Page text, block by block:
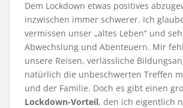
Dem Lockdown etwas positives
inzwischen immer schwerer. Ich
vermissen unser „altes Leben“ und
Abwechslung und Abenteuern. Mir
unsere Reisen, verlässliche
natürlich die unbeschwerten Treffen
und der Familie. Doch es gibt einen
Lockdown-Vorteil, den ich eigentlich